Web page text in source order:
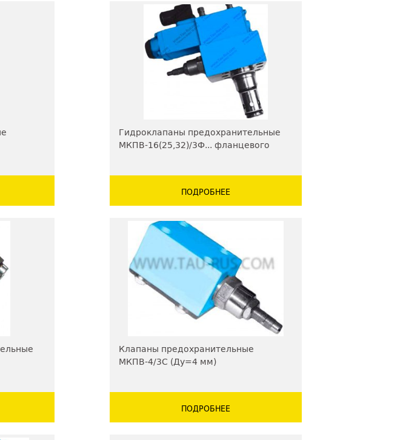
Гидроклапаны предохранительные
МКПВ-16(25,32)/3Ф... фланцевого
ПОДРОБНЕЕ
Клапаны предохранительные
МКПВ-4/3C (Ду=4 мм)
ПОДРОБНЕЕ